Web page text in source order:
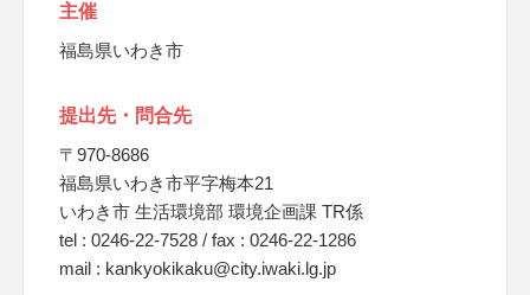
主催
福島県いわき市
提出先・問合先
〒970-8686
福島県いわき市平字梅本21
いわき市 生活環境部 環境企画課 TR係
tel : 0246-22-7528 / fax : 0246-22-1286
mail : kankyokikaku@city.iwaki.lg.jp